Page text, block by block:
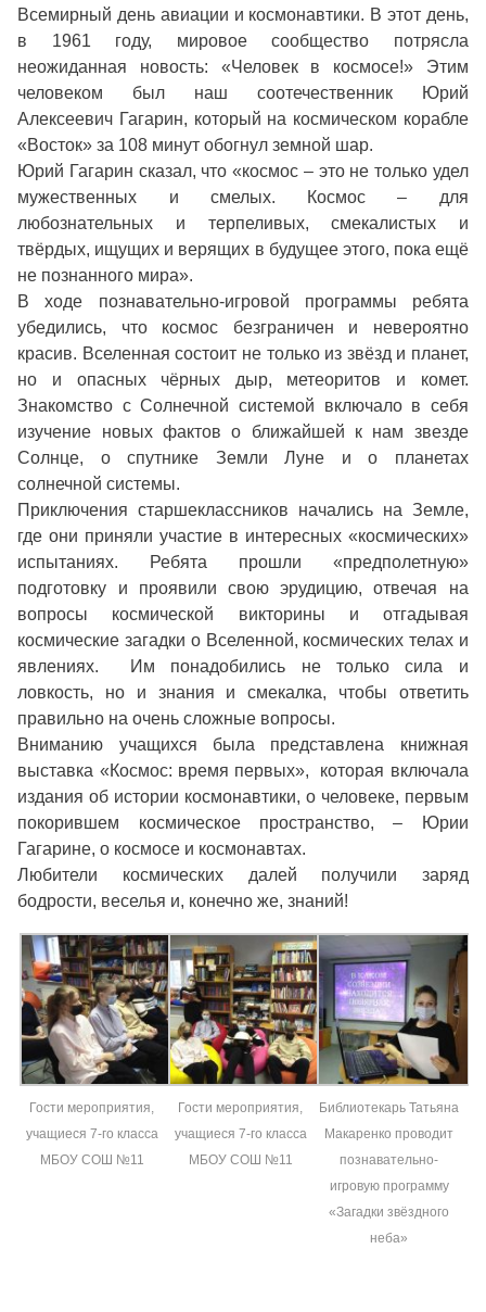
Всемирный день авиации и космонавтики. В этот день,
в 1961 году, мировое сообщество потрясла
неожиданная новость: «Человек в космосе!» Этим
человеком был наш соотечественник Юрий
Алексеевич Гагарин, который на космическом корабле
«Восток» за 108 минут обогнул земной шар.
Юрий Гагарин сказал, что «космос – это не только удел
мужественных и смелых. Космос – для
любознательных и терпеливых, смекалистых и
твёрдых, ищущих и верящих в будущее этого, пока ещё
не познанного мира».
В ходе познавательно-игровой программы ребята
убедились, что космос безграничен и невероятно
красив. Вселенная состоит не только из звёзд и планет,
но и опасных чёрных дыр, метеоритов и комет.
Знакомство с Солнечной системой включало в себя
изучение новых фактов о ближайшей к нам звезде
Солнце, о спутнике Земли Луне и о планетах
солнечной системы.
Приключения старшеклассников начались на Земле,
где они приняли участие в интересных «космических»
испытаниях. Ребята прошли «предполетную»
подготовку и проявили свою эрудицию, отвечая на
вопросы космической викторины и отгадывая
космические загадки о Вселенной, космических телах и
явлениях. Им понадобились не только сила и
ловкость, но и знания и смекалка, чтобы ответить
правильно на очень сложные вопросы.
Вниманию учащихся была представлена книжная
выставка «Космос: время первых», которая включала
издания об истории космонавтики, о человеке, первым
покорившем космическое пространство, – Юрии
Гагарине, о космосе и космонавтах.
Любители космических далей получили заряд
бодрости, веселья и, конечно же, знаний!
Гости мероприятия,
учащиеся 7-го класса
МБОУ СОШ №11
Гости мероприятия,
учащиеся 7-го класса
МБОУ СОШ №11
Библиотекарь Татьяна
Макаренко проводит
познавательно-
игровую программу
«Загадки звёздного
неба»